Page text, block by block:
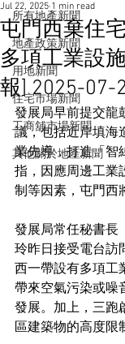
所有地產新聞
地產政策新聞
用地新聞
住宅市場新聞
工商舖市場新聞
其他關於地產新聞
屯門西棄住
多項工業設
報] 2025-07-
Jul 22, 2025 1 min read
發展局早前提交龍
議，包括近岸填海
業先導，打造「智
指，因應周邊工業
制等因素，屯門西
發展局常任秘書長
玲昨日接受電台訪
西一帶設有多項工
帶來空氣污染或噪
發展。加上，三跑
區建築物的高度限